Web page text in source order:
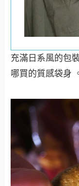
充滿日系風的包
哪買的質感袋身